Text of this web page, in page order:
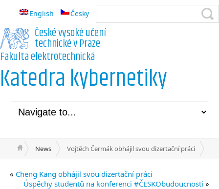
English Česky
České vysoké učení
technické v Praze
Fakulta elektrotechnická
Katedra kybernetiky
News Vojtěch Čermák obhájil svou dizertační práci
« Cheng Kang obhájil svou dizertační práci
Úspěchy studentů na konferenci #ČESKObudoucnosti »